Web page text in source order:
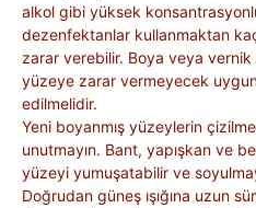
alkol gibi yüksek
dezenfektanlar kullanmaktan
zarar verebilir. Boya veya vernik
yüzeye zarar vermeyecek
edilmelidir.
Yeni boyanmış yüzeylerin
unutmayın. Bant, yapışkan ve
yüzeyi yumuşatabilir ve
Doğrudan güneş ışığına uzun